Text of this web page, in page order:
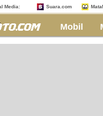
Media: Suara.com
Mobil